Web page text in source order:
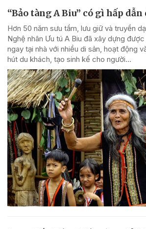
“Bảo tàng A Biu” có gì hấp dẫn
Hơn 50 năm sưu tầm, lưu giữ và truyền
Nghệ nhân Ưu tú A Biu đã xây dựng
ngay tại nhà với nhiều di sản, hoạt động
hút du khách, tạo sinh kế cho người...